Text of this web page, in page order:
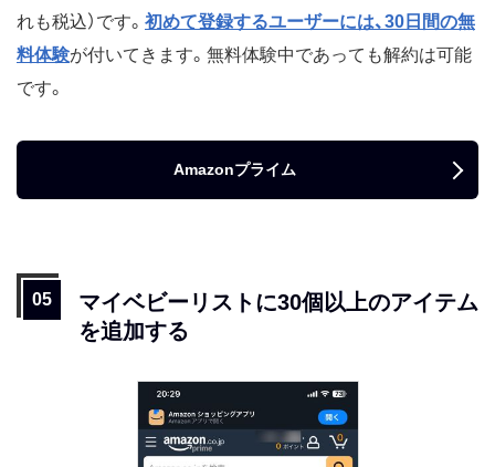
れも税込）です。 初めて登録するユーザーには、30日間の無
料体験が付いてきます。無料体験中であっても解約は可能
です。
Amazonプライム
マイベビーリストに30個以上のアイテム
を追加する